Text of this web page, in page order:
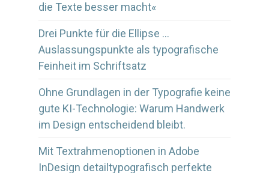
die Texte besser macht«
Drei Punkte für die Ellipse …
Auslassungspunkte als typografische
Feinheit im Schriftsatz
Ohne Grundlagen in der Typografie keine
gute KI-Technologie: Warum Handwerk
im Design entscheidend bleibt.
Mit Textrahmenoptionen in Adobe
InDesign detailtypografisch perfekte